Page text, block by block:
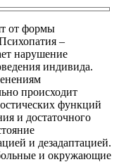
от формы
–
нарушение
индивида.
происходит
функций
и достаточного
и дезадаптацией.
и окружающие